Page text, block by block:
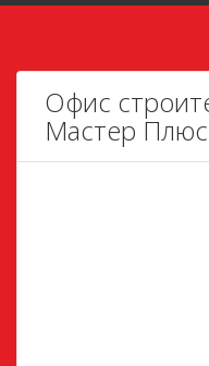
Офис
Мастер